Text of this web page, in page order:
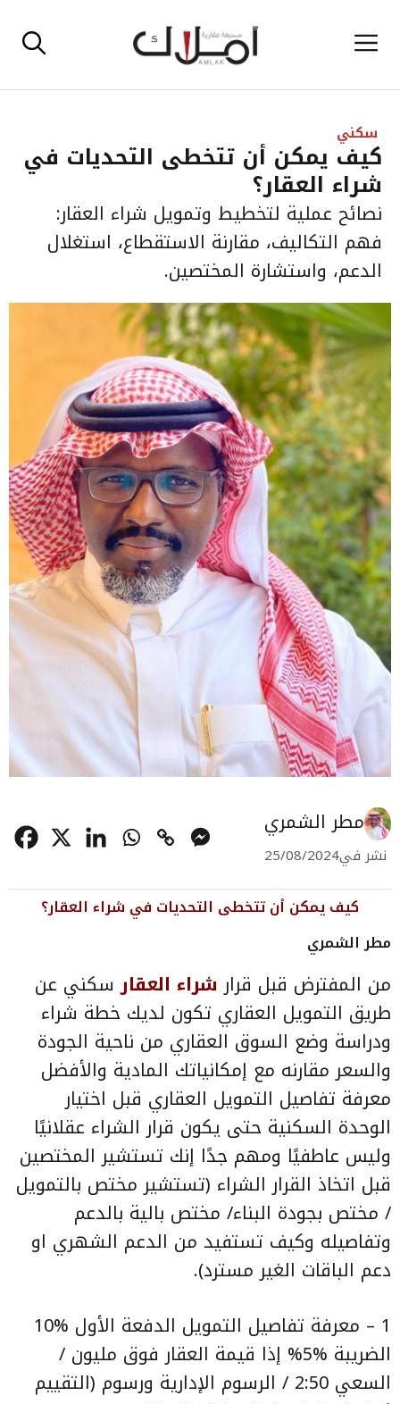
إلى القائمة
سكني
كيف يمكن أن تتخطى التحديات في
شراء العقار؟
نصائح عملية لتخطيط وتمويل شراء العقار:
فهم التكاليف، مقارنة الاستقطاع، استغلال
الدعم، واستشارة المختصين.
مطر الشمري
نشر في25/08/2024
كيف يمكن أن تتخطى التحديات في شراء العقار؟
مطر الشمري
من المفترض قبل قرار شراء العقارسكني عن
طريق التمويل العقاري تكون لديك خطة شراء
ودراسة وضع السوق العقاري من ناحية الجودة
والسعر مقارنه مع إمكانياتك المادية والأفضل
معرفة تفاصيل التمويل العقاري قبل اختيار
الوحدة السكنية حتى يكون قرار الشراء عقلانيًا
وليس عاطفيًا ومهم جدًا إنك تستشير المختصين
قبل اتخاذ القرار الشراء (تستشير مختص بالتمويل
/ مختص بجودة البناء/ مختص بالية بالدعم
وتفاصيله وكيف تستفيد من الدعم الشهري او
دعم الباقات الغير مسترد).
1 – معرفة تفاصيل التمويل الدفعة الأول %10
الضريبة %5% إذا قيمة العقار فوق مليون /
السعي 2:50 / الرسوم الإدارية ورسوم (التقييم